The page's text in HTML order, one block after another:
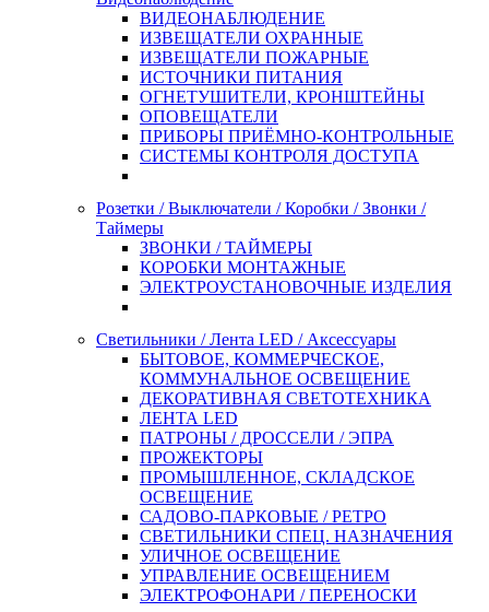
ВИДЕОНАБЛЮДЕНИЕ
ИЗВЕЩАТЕЛИ ОХРАННЫЕ
ИЗВЕЩАТЕЛИ ПОЖАРНЫЕ
ИСТОЧНИКИ ПИТАНИЯ
ОГНЕТУШИТЕЛИ, КРОНШТЕЙНЫ
ОПОВЕЩАТЕЛИ
ПРИБОРЫ ПРИЁМНО-КОНТРОЛЬНЫЕ
СИСТЕМЫ КОНТРОЛЯ ДОСТУПА
Розетки / Выключатели / Коробки / Звонки /
Таймеры
ЗВОНКИ / ТАЙМЕРЫ
КОРОБКИ МОНТАЖНЫЕ
ЭЛЕКТРОУСТАНОВОЧНЫЕ ИЗДЕЛИЯ
Светильники / Лента LED / Аксессуары
БЫТОВОЕ, КОММЕРЧЕСКОЕ,
КОММУНАЛЬНОЕ ОСВЕЩЕНИЕ
ДЕКОРАТИВНАЯ СВЕТОТЕХНИКА
ЛЕНТА LED
ПАТРОНЫ / ДРОССЕЛИ / ЭПРА
ПРОЖЕКТОРЫ
ПРОМЫШЛЕННОЕ, СКЛАДСКОЕ
ОСВЕЩЕНИЕ
САДОВО-ПАРКОВЫЕ / РЕТРО
СВЕТИЛЬНИКИ СПЕЦ. НАЗНАЧЕНИЯ
УЛИЧНОЕ ОСВЕЩЕНИЕ
УПРАВЛЕНИЕ ОСВЕЩЕНИЕМ
ЭЛЕКТРОФОНАРИ / ПЕРЕНОСКИ